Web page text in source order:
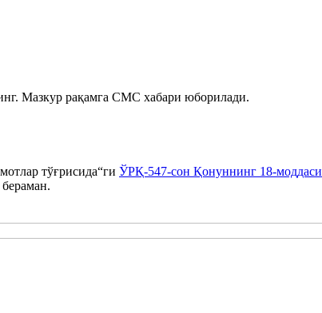
Мазкур рақамга СМС хабари юборилади.
тўғрисида“ги ЎРҚ-547-сон Қонуннинг 18-моддаси